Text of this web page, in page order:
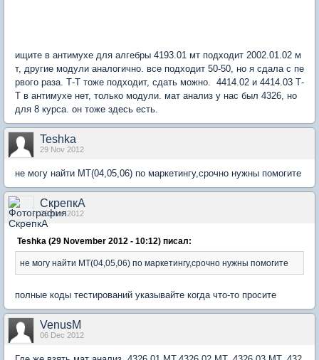
ищите в антимухе для алгебры 4193.01 мт подходит 2002.01.02 м
т, другие модули аналогично. все подходит 50-50, но я сдала с пе
рвого раза. Т-Т тоже подходит, сдать можно. 4414.02 и 4414.03 Т-
Т в антимухе нет, только модули. мат анализ у нас был 4326, но
для 8 курса. он тоже здесь есть.
Teshka
29 Nov 2012
не могу найти МТ(04,05,06) по маркетингу,срочно нужны помогите
СкрепкА
29 Nov 2012
Teshka (29 November 2012 - 10:12) писал:
не могу найти МТ(04,05,06) по маркетингу,срочно нужны помогите
полные коды тестирований указывайте когда что-то просите
VenusM
06 Dec 2012